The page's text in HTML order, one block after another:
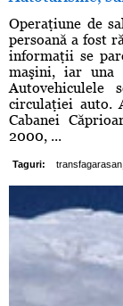
Operaţiune de
persoană a fost
informaţii se
maşini, iar una
circulaţiei auto.
Cabanei
2000, ...
Taguri: transfagarasan